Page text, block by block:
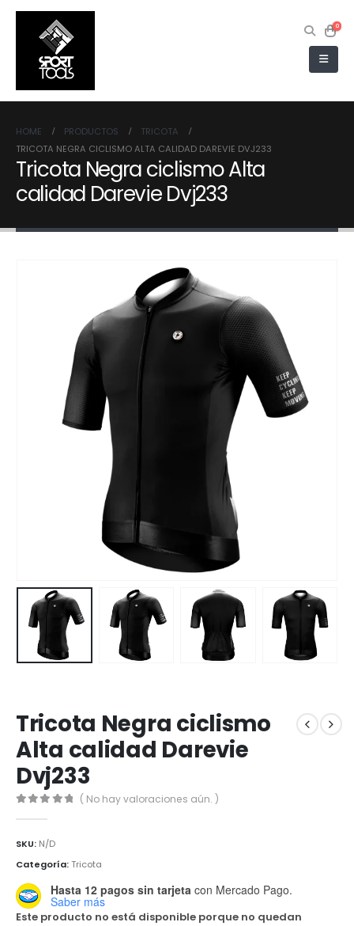
0
HOME PRODUCTOS
TRICOTA
TRICOTA NEGRA CICLISMO ALTA CALIDAD DAREVIE DVJ233
Tricota Negra ciclismo Alta
calidad Darevie Dvj233
Tricota Negra ciclismo
Alta calidad Darevie
Dvj233
( No hay valoraciones aún. )
SKU: N/D
Categoría:Tricota
Hasta 12 pagos sin tarjeta con Mercado Pago.
Saber más
Este producto no está disponible porque no quedan